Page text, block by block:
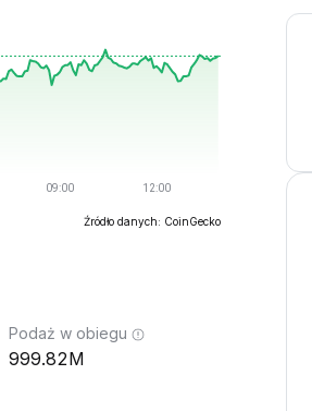
Źródło danych: CoinGecko
Podaż w obiegu
999.82M